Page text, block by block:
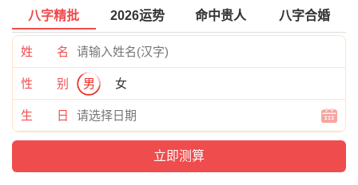
八字精批 2026运势 命中贵人 八字合婚
姓 名
性 别 男 女
生 日